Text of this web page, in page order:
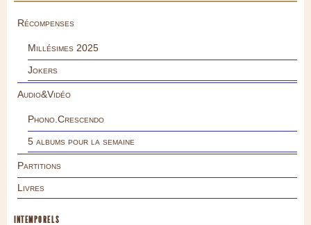
Récompenses
Millésimes 2025
Jokers
Audio&Vidéo
Phono.Crescendo
5 albums pour la semaine
Partitions
Livres
INTEMPORELS